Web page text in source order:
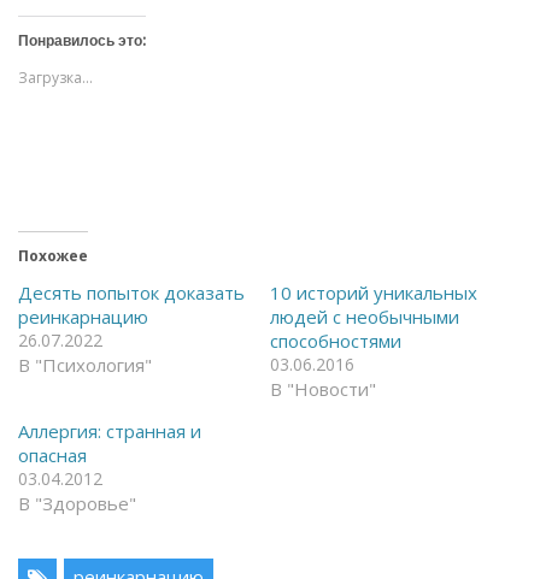
и
т
е
ч
т
ь
а
F
a
c
e
b
(
О
т
к
р
ы
в
и
т
е
с
я
в
T
l
a
m
к
Понравилось это:
Загрузка...
Похожее
Десять попыток доказать
реинкарнацию
26.07.2022
В "Психология"
10 историй уникальных
людей с необычными
способностями
03.06.2016
В "Новости"
Аллергия: странная и
опасная
03.04.2012
В "Здоровье"